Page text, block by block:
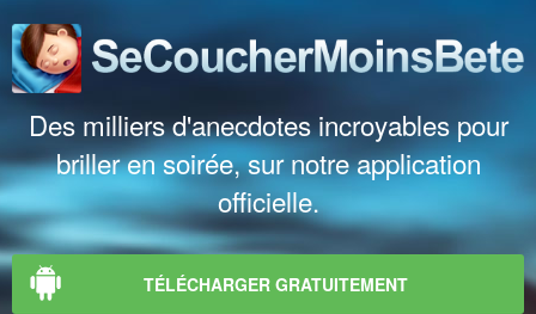
Des milliers d'anecdotes incroyables pour
briller en soirée, sur notre application
officielle.
TÉLÉCHARGER GRATUITEMENT